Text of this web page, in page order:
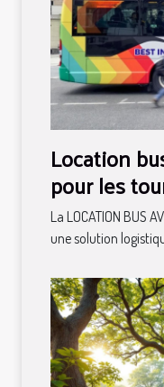
Location
pour les
qu'il faut
La LOCATION BUS
une solution